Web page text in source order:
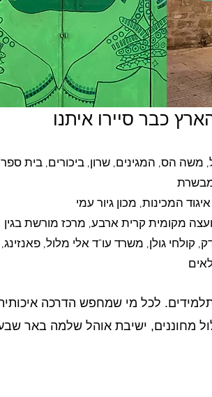
כבר סיירו איתנו
משה הס, המגינים, שרון, ביכורים, בית ספר
גולן, משרד עו"ד אלי מלול, פאנזינג,